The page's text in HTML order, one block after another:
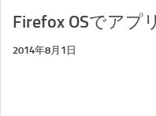
WEBマーケティング
SEO
Firefox OSでアプ
2014年8月1日